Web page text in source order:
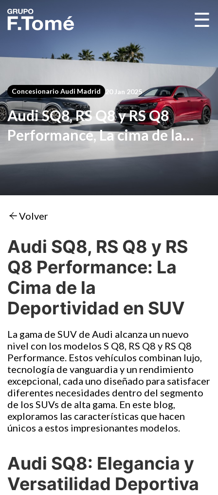
☰
Concesionario Audi Madrid 20 Jan 2025
Audi SQ8, RS Q8 y RS Q8
Performance, La cima de la
deportividad en SUV
Volver
Audi SQ8, RS Q8 y RS
Q8 Performance: La
Cima de la
Deportividad en SUV
La gama de SUV de Audi alcanza un nuevo
nivel con los modelos S Q8, RS Q8 y RS Q8
Performance. Estos vehículos combinan lujo,
tecnología de vanguardia y un rendimiento
excepcional, cada uno diseñado para satisfacer
diferentes necesidades dentro del segmento
de los SUVs de alta gama. En este blog,
exploramos las características que hacen
únicos a estos impresionantes modelos.
Audi SQ8: Elegancia y
Versatilidad Deportiva